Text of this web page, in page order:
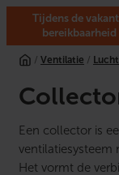
Tijdens de
naar
inhoud
/ Ventilatie /
Een collector is
ventilatiesysteem
Het vormt de